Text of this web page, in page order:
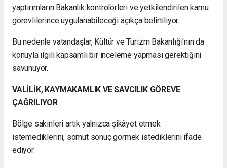
yaptırımların Bakanlık kontrolörleri ve yetkilendirilen kamu
görevlilerince uygulanabileceği açıkça belirtiliyor.
Bu nedenle vatandaşlar, Kültür ve Turizm Bakanlığı'nın da
konuyla ilgili kapsamlı bir inceleme yapması gerektiğini
savunuyor.
VALİLİK, KAYMAKAMLIK VE SAVCILIK GÖREVE
ÇAĞRILIYOR
Bölge sakinleri artık yalnızca şikâyet etmek
istemediklerini, somut sonuç görmek istediklerini ifade
ediyor.